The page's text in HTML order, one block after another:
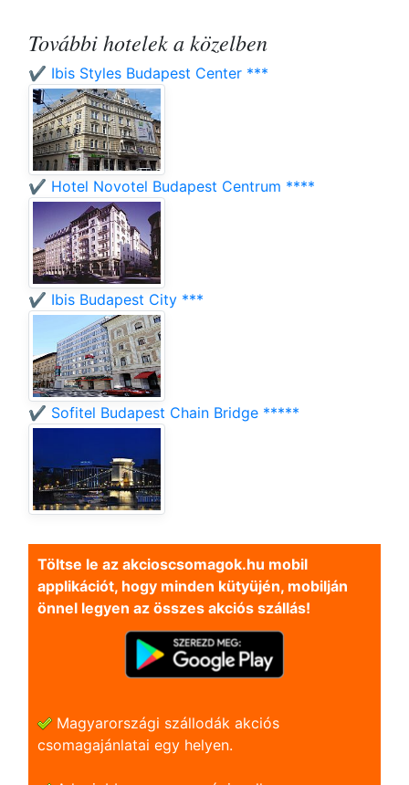
További hotelek a közelben
✔️ Ibis Styles Budapest Center ***
✔️ Hotel Novotel Budapest Centrum ****
✔️ Ibis Budapest City ***
✔️ Sofitel Budapest Chain Bridge *****
Töltse le az akcioscsomagok.hu mobil
applikációt, hogy minden kütyüjén, mobilján
önnel legyen az összes akciós szállás!
Magyarországi szállodák akciós
csomagajánlatai egy helyen.